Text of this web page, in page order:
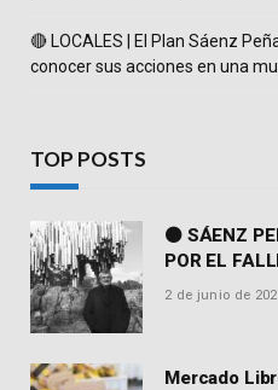
🔴 LOCALES | El Plan Sáenz
conocer sus acciones en una
TOP POSTS
⚫ SÁENZ
POR EL
MARTORELL
2 de junio de
Mercado